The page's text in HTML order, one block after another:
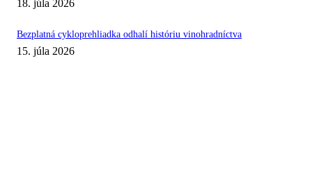
18. júla 2026
Bezplatná cykloprehliadka odhalí históriu vinohradníctva
15. júla 2026